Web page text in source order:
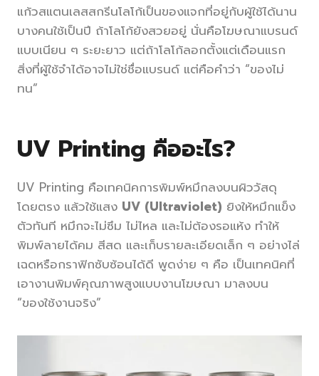
แก้วสแตนเลสสกรีนโลโก้เป็นของแจกที่อยู่กับผู้ใช้ได้นาน
บางคนใช้เป็นปี ถ้าโลโก้ยังสวยอยู่ นั่นคือโฆษณาแบรนด์
แบบเนียน ๆ ระยะยาว แต่ถ้าโลโก้ลอกตั้งแต่เดือนแรก
สิ่งที่ผู้ใช้จำได้อาจไม่ใช่ชื่อแบรนด์ แต่คือคำว่า “ของไม่
ทน”
UV Printing คืออะไร?
UV Printing คือเทคนิคการพิมพ์หมึกลงบนผิววัสดุ
โดยตรง แล้วใช้แสง UV (Ultraviolet) ยิงให้หมึกแข็ง
ตัวทันที หมึกจะไม่ซึม ไม่ไหล และไม่ต้องรอแห้ง ทำให้
พิมพ์ลายได้คม สีสด และเก็บรายละเอียดเล็ก ๆ อย่างไล่
เฉดหรือกราฟิกซับซ้อนได้ดี พูดง่าย ๆ คือ เป็นเทคนิคที่
เอางานพิมพ์คุณภาพสูงแบบงานโฆษณา มาลงบน
“ของใช้งานจริง”